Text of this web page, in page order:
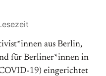
aus Berlin,
für Berliner*innen in
19) eingerichtet